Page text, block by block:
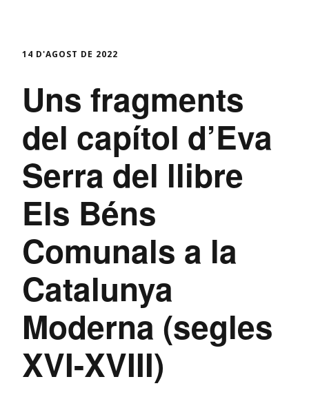
14 D'AGOST DE 2022
Uns fragments
del capítol d’Eva
Serra del llibre
Els Béns
Comunals a la
Catalunya
Moderna (segles
XVI-XVIII)